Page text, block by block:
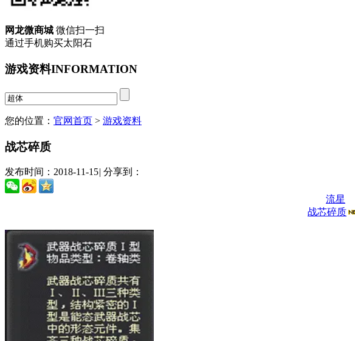
网龙微商城 微信扫一扫
通过手机购买太阳石
游戏资料INFORMATION
您的位置： 官网首页 > 游戏资料
战芯碎质
发布时间：2018-11-15| 分享到：
流星
战芯碎质